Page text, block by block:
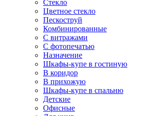
Стекло
Цветное стекло
Пескоструй
Комбинированные
С витражами
С фотопечатью
Назначение
Шкафы-купе в гостиную
В коридор
В прихожую
Шкафы-купе в спальню
Детские
Офисные